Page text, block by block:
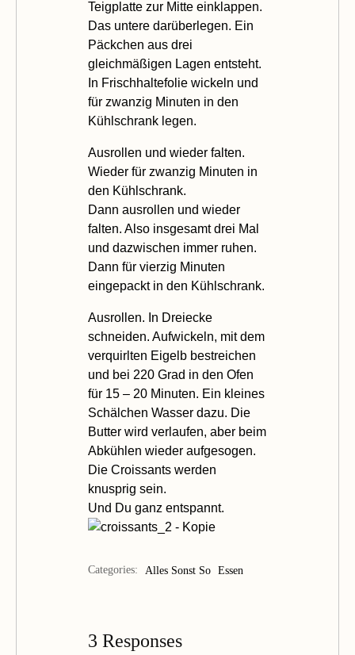
Teigplatte zur Mitte einklappen.
Das untere darüberlegen. Ein
Päckchen aus drei
gleichmäßigen Lagen entsteht.
In Frischhaltefolie wickeln und
für zwanzig Minuten in den
Kühlschrank legen.
Ausrollen und wieder falten.
Wieder für zwanzig Minuten in
den Kühlschrank.
Dann ausrollen und wieder
falten. Also insgesamt drei Mal
und dazwischen immer ruhen.
Dann für vierzig Minuten
eingepackt in den Kühlschrank.
Ausrollen. In Dreiecke
schneiden. Aufwickeln, mit dem
verquirlten Eigelb bestreichen
und bei 220 Grad in den Ofen
für 15 – 20 Minuten. Ein kleines
Schälchen Wasser dazu. Die
Butter wird verlaufen, aber beim
Abkühlen wieder aufgesogen.
Die Croissants werden
knusprig sein.
Und Du ganz entspannt.
Categories: Alles Sonst So Essen
3 Responses